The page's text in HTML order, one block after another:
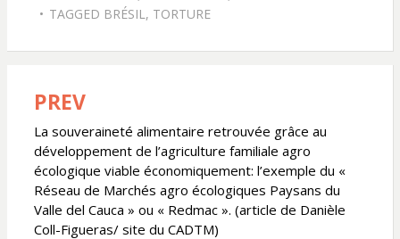
TAGGED BRÉSIL , TORTURE
Navigation
de
l’article
PREV
La souveraineté alimentaire retrouvée grâce au
développement de l’agriculture familiale agro
écologique viable économiquement: l’exemple du «
Réseau de Marchés agro écologiques Paysans du
Valle del Cauca » ou « Redmac ». (article de Danièle
Coll-Figueras/ site du CADTM)